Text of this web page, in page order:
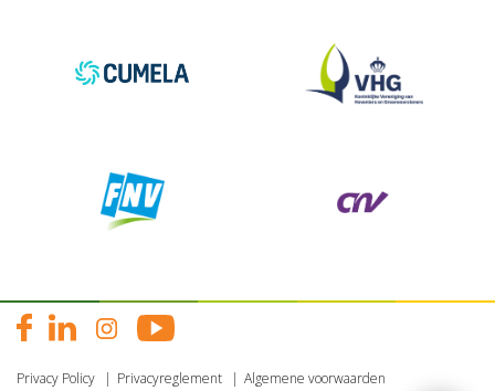
Privacy Policy Privacyreglement Algemene voorwaarden